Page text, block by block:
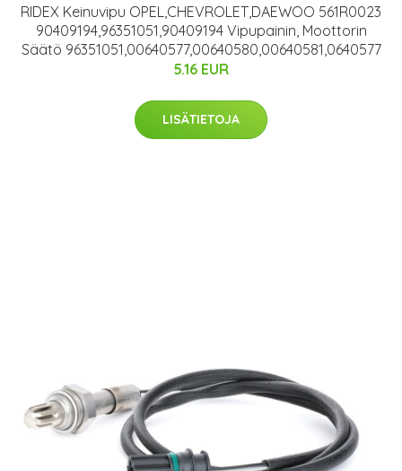
RIDEX Keinuvipu OPEL,CHEVROLET,DAEWOO 561R0023
90409194,96351051,90409194 Vipupainin, Moottorin
Säätö 96351051,00640577,00640580,00640581,0640577
5.16 EUR
LISÄTIETOJA